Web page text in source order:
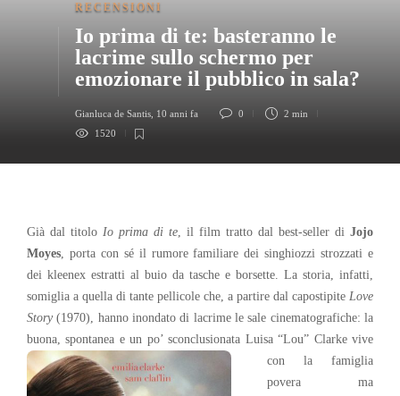
RECENSIONI
Io prima di te: basteranno le
lacrime sullo schermo per
emozionare il pubblico in sala?
Gianluca de Santis, 10 anni fa 0
2 min
1520
Già dal titolo Io prima di te, il film tratto dal best-seller di Jojo
Moyes, porta con sé il rumore familiare dei singhiozzi strozzati e
dei kleenex estratti al buio da tasche e borsette. La storia, infatti,
somiglia a quella di tante pellicole che, a partire dal capostipite Love
Story(1970), hanno inondato di lacrime le sale cinematografiche: la
buona, spontanea e un po’ sconclusionata Luisa “Lou” Clarke vive
con la famiglia
povera ma